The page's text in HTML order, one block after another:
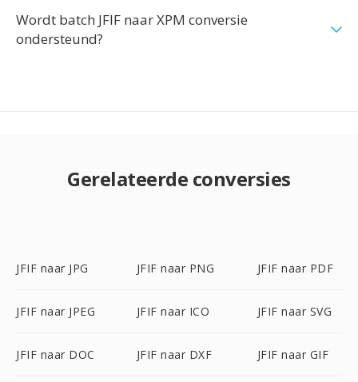
Wordt batch JFIF naar XPM conversie
ondersteund?
Gerelateerde conversies
JFIF naar JPG JFIF naar PNG JFIF naar PDF
JFIF naar JPEG JFIF naar ICO JFIF naar SVG
JFIF naar DOC JFIF naar DXF JFIF naar GIF